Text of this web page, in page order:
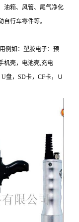
油箱、风管、尾气净化
行车零件等。
例如：塑胶电子：预
机壳，电池壳,充电
盘，SD卡，CF卡，Ｕ